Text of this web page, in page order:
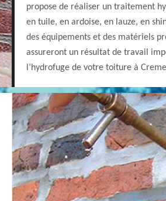
propose de réaliser un traitement
en tuile, en ardoise, en lauze, en
des équipements et des matériels
assureront un résultat de travail
l’hydrofuge de votre toiture à